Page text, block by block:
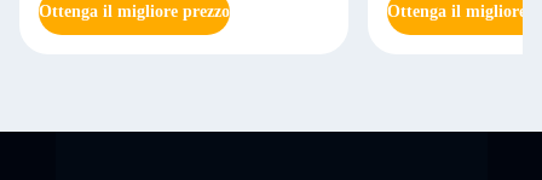
Ottenga il migliore prezzo
Ottenga il migliore